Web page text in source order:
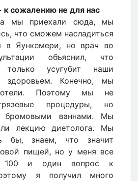
к сожалению не для нас
мы приехали сюда, мы
что сможем насладиться
в Яункемери, но врач во
объяснил, что
только усугубит наши
здоровьем. Конечно, мы
Поэтому мы не
процедуры, но
бромовыми ваннами. Мы
лекцию диетолога. Мы
бы, знаем, что значит
пищей, но у меня все
100 и один вопрос к
я получил много